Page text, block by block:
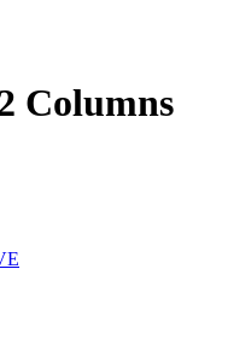
Columns